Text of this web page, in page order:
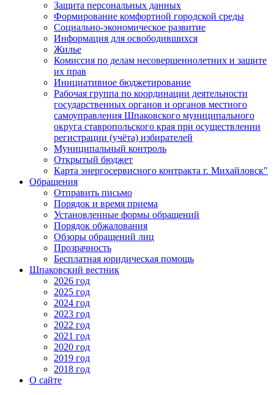
Защита персональных данных
Формирование комфортной городской среды
Социально-экономическое развитие
Информация для освободившихся
Жилье
Комиссия по делам несовершеннолетних и защите
их прав
Инициативное бюджетирование
Рабочая группа по координации деятельности
государственных органов и органов местного
самоуправления Шпаковского муниципального
округа ставропольского края при осуществлении
регистрации (учёта) избирателей
Муниципальный контроль
Открытый бюджет
Карта энергосервисного контракта г. Михайловск"
Обращения
Отправить письмо
Порядок и время приема
Установленные формы обращений
Порядок обжалования
Обзоры обращений лиц
Прозрачность
Бесплатная юридическая помощь
Шпаковский вестник
2026 год
2025 год
2024 год
2023 год
2022 год
2021 год
2020 год
2019 год
2018 год
О сайте